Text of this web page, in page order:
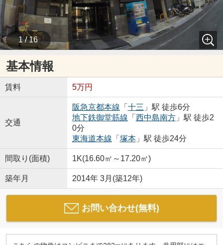
1 / 16
基本情報
賃料 5万円
交通
阪急京都本線 「 十三 」駅 徒歩6分
地下鉄御堂筋線 「 西中島南方」駅 徒歩2
0分
東海道本線 「 塚本」駅 徒歩24分
間取り(面積) 1K(16.60㎡～17.20㎡)
築年月 2014年 3月(築12年)
お問い合わせ(無料)